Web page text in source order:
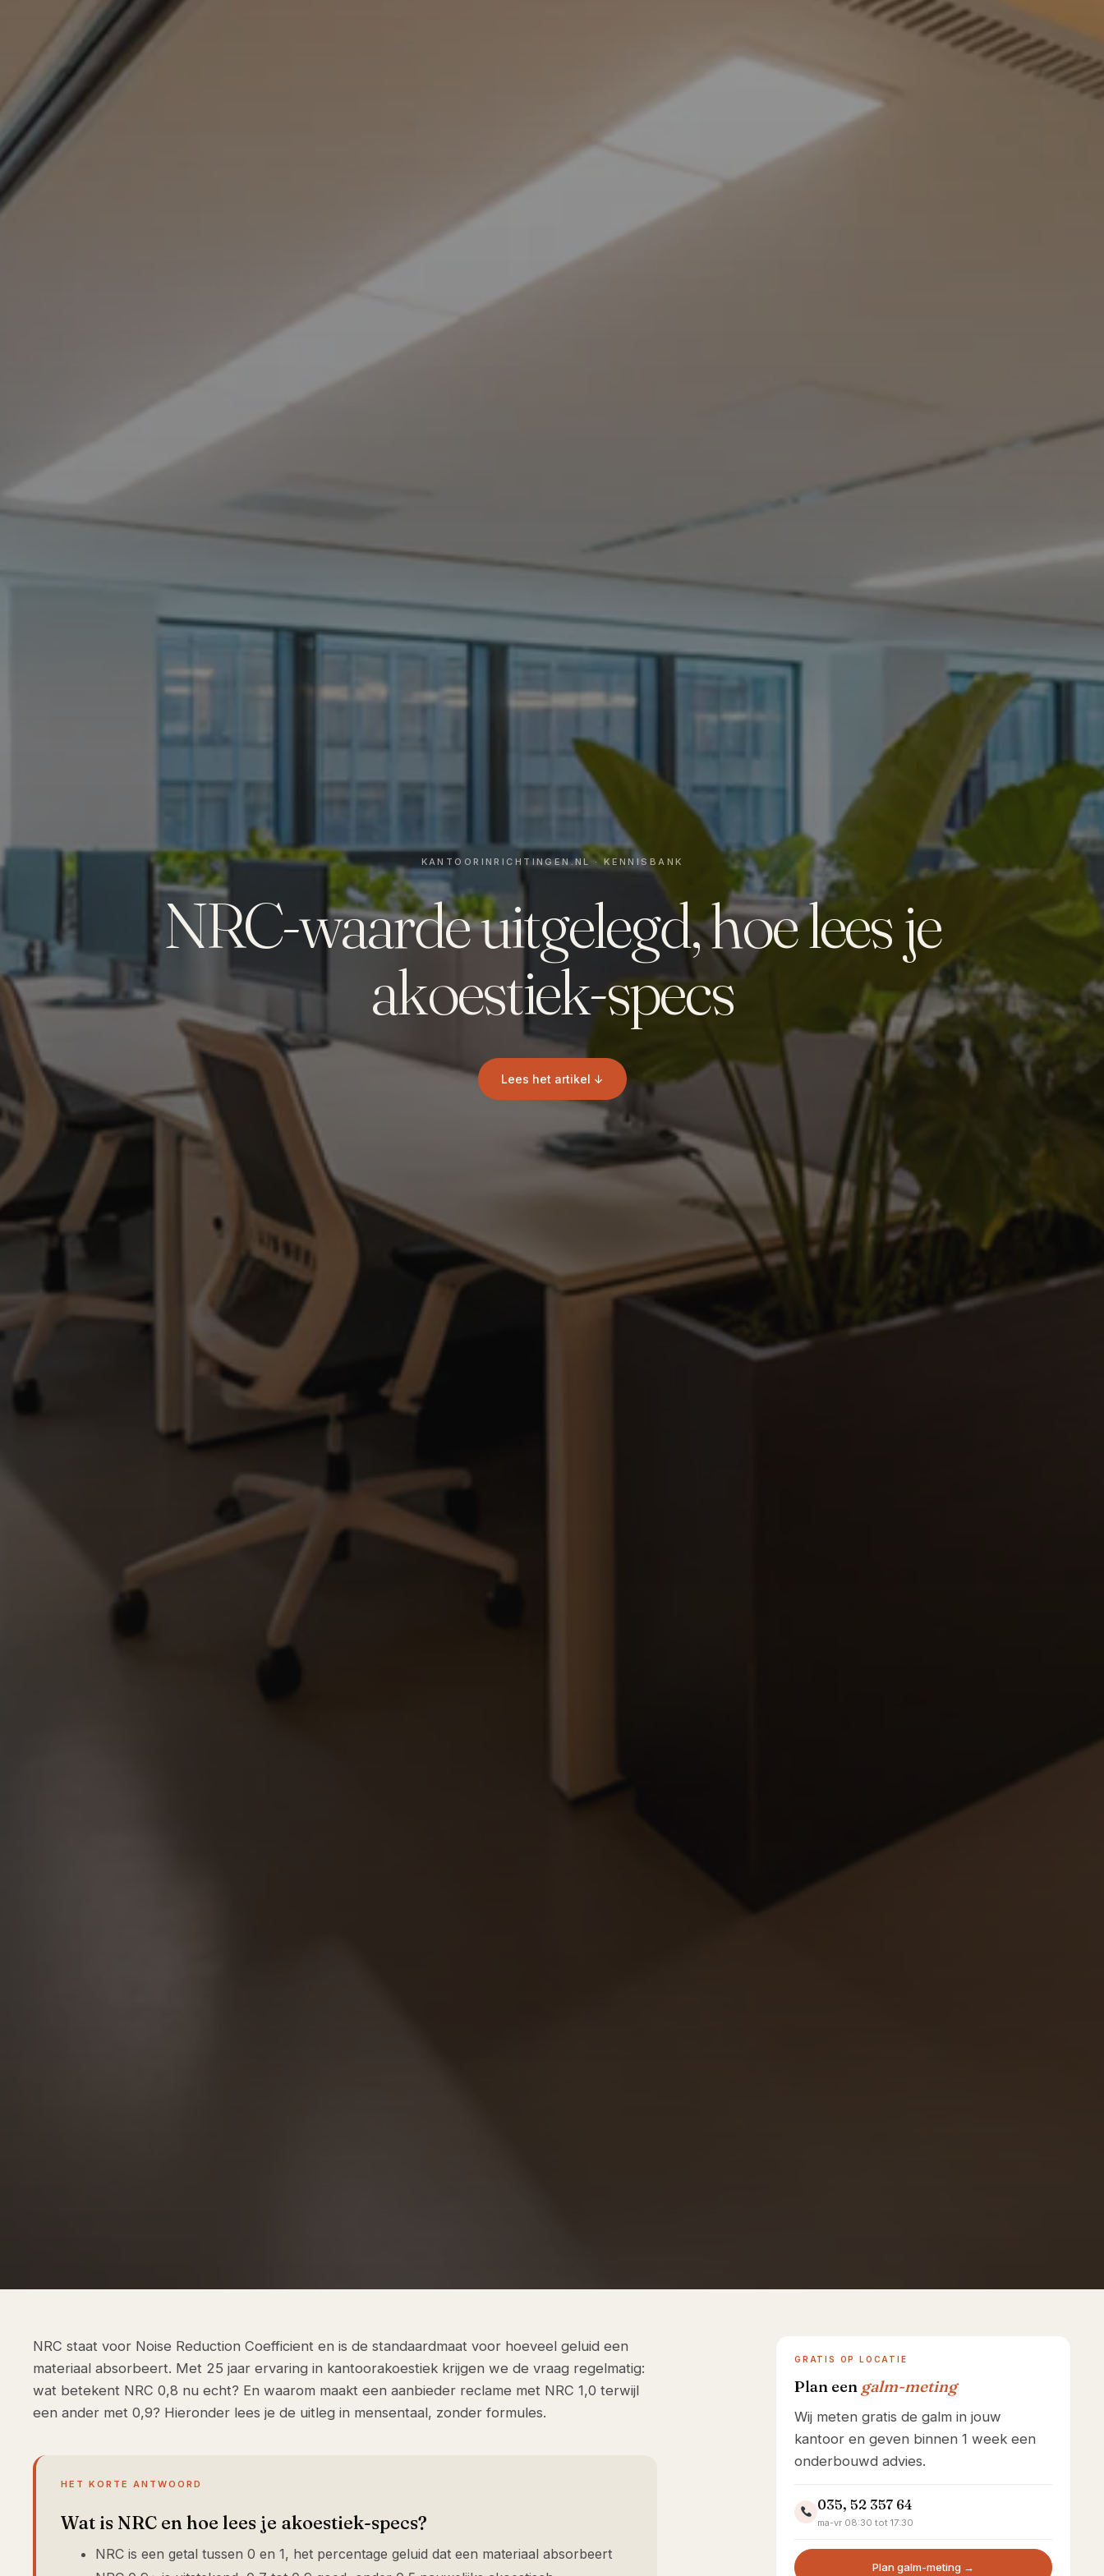
NRC-waarde uitgelegd, hoe lees je
akoestiek-specs
NRC staat voor Noise Reduction Coefficient en is de standaardmaat voor hoeveel geluid een
materiaal absorbeert. Met 25 jaar ervaring in kantoorakoestiek krijgen we de vraag regelmatig:
wat betekent NRC 0,8 nu echt? En waarom maakt een aanbieder reclame met NRC 1,0 terwijl
een ander met 0,9? Hieronder lees je de uitleg in mensentaal, zonder formules.
GRATIS OP LOCATIE
Plan een galm-meting
Wij meten gratis de galm in jouw
kantoor en geven binnen 1 week een
onderbouwd advies.
035, 52 357 64
ma-vr 08:30 tot 17:30
Plan galm-meting →
HET KORTE ANTWOORD
Wat is NRC en hoe lees je akoestiek-specs?
NRC is een getal tussen 0 en 1, het percentage geluid dat een materiaal absorbeert